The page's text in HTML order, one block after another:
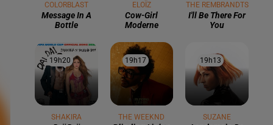
COLORBLAST
Message In A
Bottle
ELOÏZ
Cow-Girl
Moderne
THE REMBRANDTS
I'll Be There For
You
19h20
19h20
SHAKIRA
19h17
19h17
THE WEEKND
19h13
19h13
SUZANE